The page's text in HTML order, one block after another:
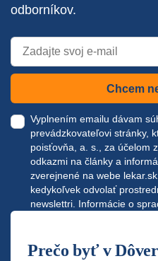
odborníkov.
Chcem
Vyplnením emailu dávam
prevádzkovateľovi stránky,
poisťovňa, a. s., za účelom
odkazmi na články a
zverejnené na webe lekar.sk
kedykoľvek odvolať
newslettri. Informácie o
Prečo byť v